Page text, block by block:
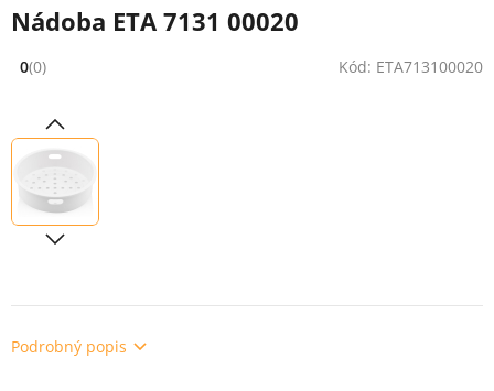
Nádoba ETA 7131 00020
Hodnocení: 0 z 5 (0 recenzí)
0(0) Kód: ETA713100020
Podrobný popis